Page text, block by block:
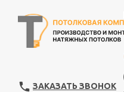
ЗАКАЗАТЬ ЗВОНОК